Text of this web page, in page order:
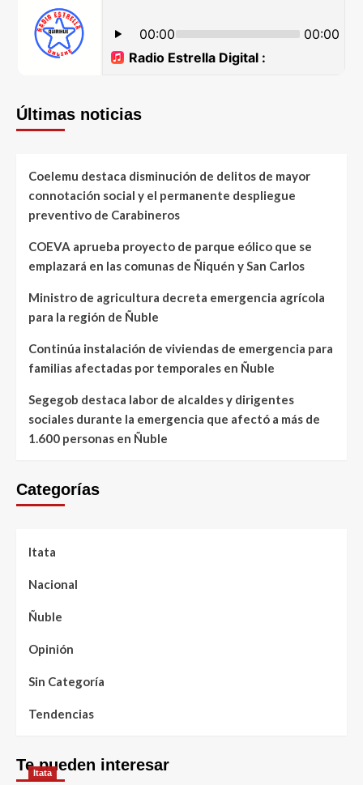
Últimas noticias
Coelemu destaca disminución de delitos de mayor
connotación social y el permanente despliegue
preventivo de Carabineros
COEVA aprueba proyecto de parque eólico que se
emplazará en las comunas de Ñiquén y San Carlos
Ministro de agricultura decreta emergencia agrícola
para la región de Ñuble
Continúa instalación de viviendas de emergencia para
familias afectadas por temporales en Ñuble
Segegob destaca labor de alcaldes y dirigentes
sociales durante la emergencia que afectó a más de
1.600 personas en Ñuble
Categorías
Itata
Nacional
Ñuble
Opinión
Sin Categoría
Tendencias
Te pueden interesar
Itata